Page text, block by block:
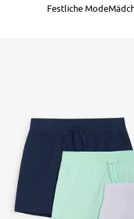
Festliche Mode